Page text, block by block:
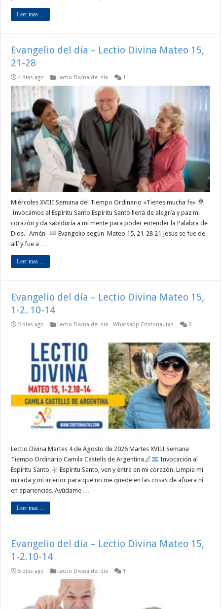
Leer mas ...
Evangelio del día – Lectio Divina Mateo 15,
21-28
4 días ago Lectio Divina del día 1
Miércoles XVIII Semana del Tiempo Ordinario «Tienes mucha fe»
Invocamos al Espíritu Santo Espíritu Santo llena de alegría y paz mi
corazón y da sabiduría a mi mente para poder entender la Palabra de
Dios. -Amén-
Evangelio según Mateo 15, 21-28 21 Jesús se fue de
allí y fue a …
Leer mas ...
Evangelio del día – Lectio Divina Mateo 15,
1-2. 10-14
5 días ago Lectio Divina del día - Whatsapp Cristonautas 0
Lectio Divina Martes 4 de Agosto de 2026 Martes XVIII Semana
Tiempo Ordinario Camila Castells de Argentina
Invocación al
Espíritu Santo
Espíritu Santo, ven y entra en mi corazón. Limpia mi
mirada y mi interior para que no me quede en las cosas de afuera ni
en apariencias. Ayúdame …
Leer mas ...
Evangelio del día – Lectio Divina Mateo 15,
1-2.10-14
5 días ago Lectio Divina del día 1